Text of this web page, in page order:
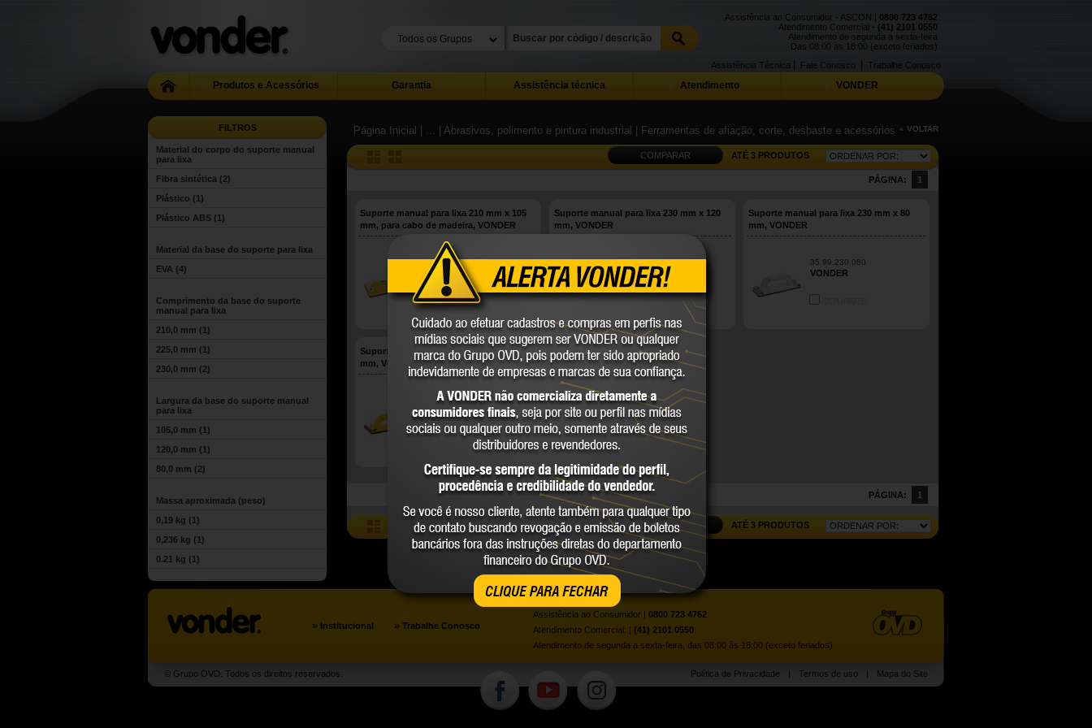
CLIQUE PARA FECHAR
Assistência ao Consumidor - ASCON | 0800 723 4762
Atendimento Comercial - (41) 2101 0550
Atendimento de segunda a sexta-feira
Das 08:00 às 18:00 (exceto feriados)
Trabalhe Conosco
Fale Conosco
Assistência Técnica
Produtos e Acessórios Garantia Assistência técnica Atendimento VONDER
FILTROS
Material do corpo do suporte manual
para lixa
Fibra sintética (2)
Plástico (1)
Plástico ABS (1)
Material da base do suporte para lixa
EVA (4)
Comprimento da base do suporte
manual para lixa
210,0 mm (1)
225,0 mm (1)
230,0 mm (2)
Largura da base do suporte manual
para lixa
105,0 mm (1)
120,0 mm (1)
80,0 mm (2)
Massa aproximada (peso)
0,19 kg (1)
0,236 kg (1)
0.21 kg (1)
Página Inicial | ... | Abrasivos, polimento e pintura industrial | Ferramentas de afiação, corte, desbaste e acessórios « VOLTAR
COMPARAR ATÉ 3 PRODUTOS
PÁGINA: 1
Suporte manual para lixa 210 mm x 105
mm, para cabo de madeira, VONDER
35.99.210.105
VONDER
COMPARE
Suporte manual para lixa 230 mm x 120
mm, VONDER
35.99.230.120
VONDER
COMPARE
Suporte manual para lixa 230 mm x 80
mm, VONDER
35.99.230.080
VONDER
Suporte manual para lixa, 80 mm x 225
mm, VONDER
31.27.005.000
VONDER
COMPARE
PÁGINA: 1
COMPARAR ATÉ 3 PRODUTOS
» Institucional » Trabalhe Conosco
Assistência ao Consumidor | 0800 723 4762
Atendimento Comercial: | (41) 2101 0550
Atendimento de segunda a sexta-feira, das 08:00 às 18:00 (exceto feriados)
© Grupo OVD. Todos os direitos reservados. Política de Privacidade | Termos de uso | Mapa do Site